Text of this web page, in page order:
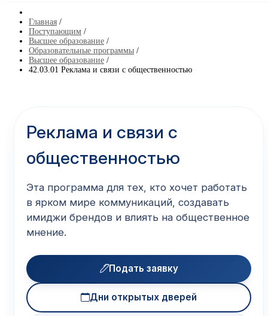
Главная /
Поступающим /
Высшее образование /
Образовательные программы /
Высшее образование /
42.03.01 Реклама и связи с общественностью
Реклама и связи с
общественностью
Эта программа для тех, кто хочет работать
в ярком мире коммуникаций, создавать
имиджи брендов и влиять на общественное
мнение.
Подать заявку
Дни открытых дверей